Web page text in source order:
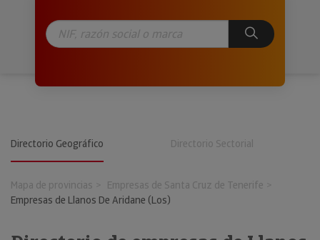
Directorio Geográfico Directorio Sectorial
Mapa de provincias
Empresas de Santa Cruz de Tenerife
Empresas de Llanos De Aridane (Los)